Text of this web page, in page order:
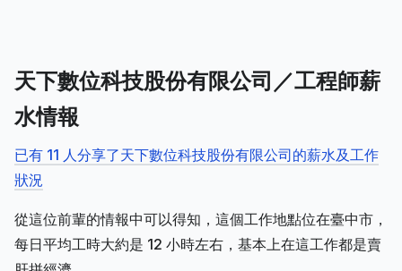
天下數位科技股份有限公司／工程師薪
水情報
已有 11 人分享了天下數位科技股份有限公司的薪水及工作
狀況
從這位前輩的情報中可以得知，這個工作地點位在臺中市，
每日平均工時大約是 12 小時左右，基本上在這工作都是賣